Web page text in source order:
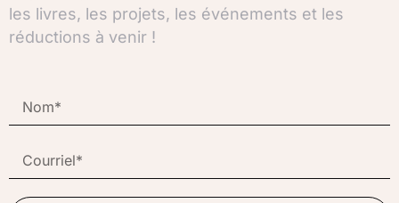
les livres, les projets, les événements et les
réductions à venir !